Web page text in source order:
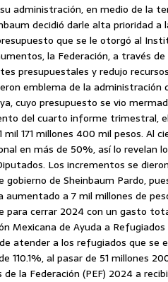
administración, en medio de la
decidió darle alta prioridad
que se le otorgó al
la Federación, a través
presupuestales y redujo
emblema de la administración
cuyo presupuesto se vio
del cuarto informe trimestral,
mil 171 millones 400 mil pesos. Al
en más de 50%, así lo revelan
Los incrementos se
gobierno de Sheinbaum Pardo,
aumentado a 7 mil millones de
cerrar 2024 con un gasto total
Mexicana de Ayuda a
atender a los refugiados que se
110.1%, al pasar de 51 millones
la Federación (PEF) 2024 a